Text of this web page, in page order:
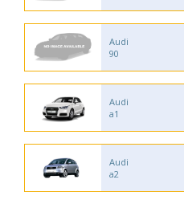
Audi
90
Audi
a1
Audi
a2